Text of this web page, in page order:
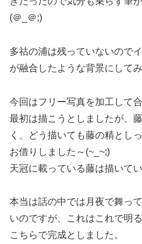
(＠_＠;)
多祜の浦は残っていないので
が融合したような背景にしてみ
今回はフリー写真を加工して
最初は描こうとしましたが、
く、どう描いても藤の精とし
お借りしました～(~_~;)
天冠に載っている藤は描いてい
本当は話の中では月夜で舞っ
いのですが、これはこれで明
こちらで完成としました。